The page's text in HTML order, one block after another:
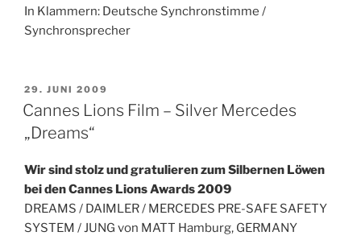
In Klammern: Deutsche Synchronstimme /
Synchronsprecher
VERÖFFENTLICHT
AM
29. JUNI 2009
Cannes Lions Film – Silver Mercedes
„Dreams“
Wir sind stolz und gratulieren zum Silbernen Löwen
bei den Cannes Lions Awards 2009
DREAMS / DAIMLER / MERCEDES PRE-SAFE SAFETY
SYSTEM / JUNG von MATT Hamburg, GERMANY